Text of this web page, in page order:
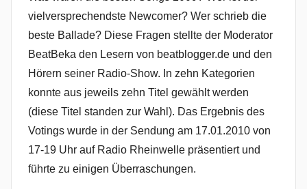
vielversprechendste Newcomer? Wer schrieb die
beste Ballade? Diese Fragen stellte der Moderator
BeatBeka den Lesern von beatblogger.de und den
Hörern seiner Radio-Show. In zehn Kategorien
konnte aus jeweils zehn Titel gewählt werden
(diese Titel standen zur Wahl). Das Ergebnis des
Votings wurde in der Sendung am 17.01.2010 von
17-19 Uhr auf Radio Rheinwelle präsentiert und
führte zu einigen Überraschungen.